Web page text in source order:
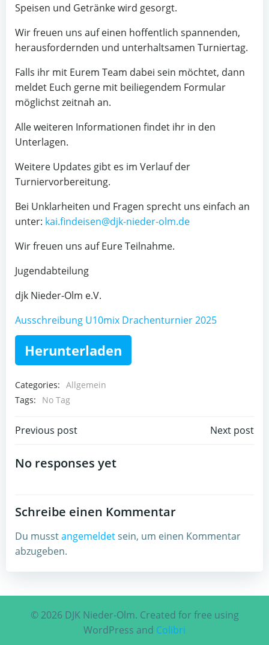
Speisen und Getränke wird gesorgt.
Wir freuen uns auf einen hoffentlich spannenden,
herausfordernden und unterhaltsamen Turniertag.
Falls ihr mit Eurem Team dabei sein möchtet, dann
meldet Euch gerne mit beiliegendem Formular
möglichst zeitnah an.
Alle weiteren Informationen findet ihr in den
Unterlagen.
Weitere Updates gibt es im Verlauf der
Turniervorbereitung.
Bei Unklarheiten und Fragen sprecht uns einfach an
unter: kai.findeisen@djk-nieder-olm.de
Wir freuen uns auf Eure Teilnahme.
Jugendabteilung
djk Nieder-Olm e.V.
Ausschreibung U10mix Drachenturnier 2025
Herunterladen
Categories: Allgemein
Tags:
No Tag
Post
navigation
Previous post Next post
No responses yet
Schreibe einen Kommentar
Du musstangemeldetsein, um einen Kommentar
abzugeben.
© 2026 DJK Nieder-Olm. Created for free using
WordPress and Colibri